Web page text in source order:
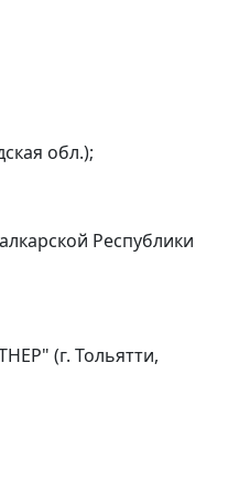
обл.);
Республики
(г. Тольятти,